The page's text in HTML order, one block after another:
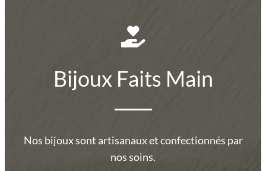
Bijoux Faits Main
Nos bijoux sont artisanaux et confectionnés par
nos soins.